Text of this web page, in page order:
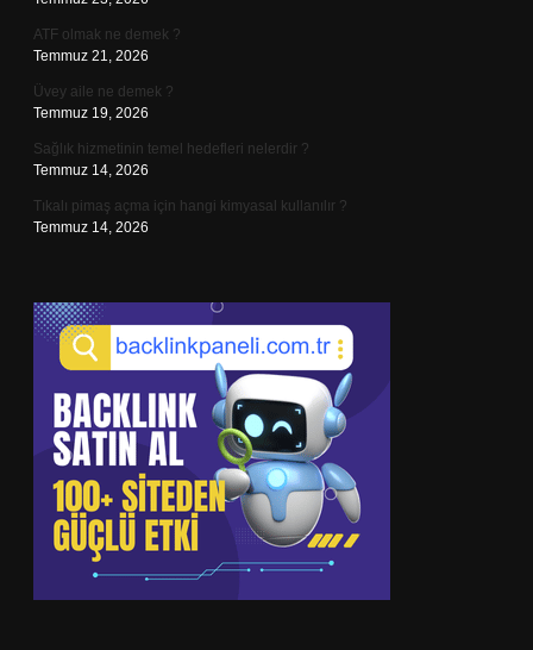
ATF olmak ne demek ?
Temmuz 21, 2026
Üvey aile ne demek ?
Temmuz 19, 2026
Sağlık hizmetinin temel hedefleri nelerdir ?
Temmuz 14, 2026
Tıkalı pimaş açma için hangi kimyasal kullanılır ?
Temmuz 14, 2026